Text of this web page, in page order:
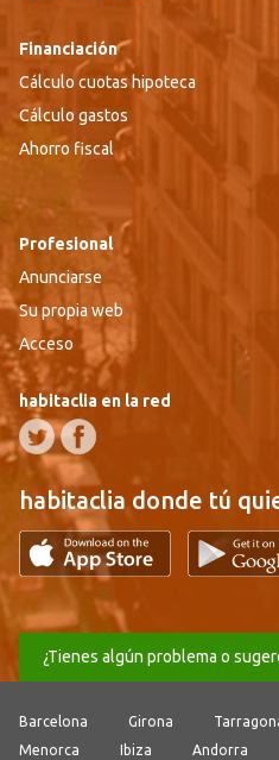
Financiación
Cálculo cuotas hipoteca
Cálculo gastos
Ahorro fiscal
Profesional
Anunciarse
Su propia web
Acceso
habitaclia en la red
habitaclia donde tú
¿Tienes algún problema o
Barcelona Girona
Menorca
Ibiza Andorra